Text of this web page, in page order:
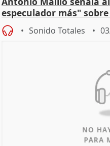
especulador más"
Becerril
Sonido Totales